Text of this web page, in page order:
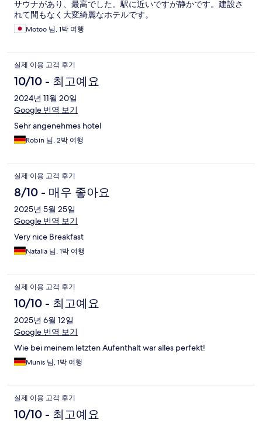
サウナがあり、最高でした。駅に近いですが静かです。建設さ
れて間もなく大変綺麗なホテルです。
Motoo 님, 1박 여행
실제 이용 고객 후기
10/10 - 최고예요
2024년 11월 20일
Google 번역 보기
Sehr angenehmes hotel
Robin 님, 2박 여행
실제 이용 고객 후기
8/10 - 매우 좋아요
2025년 5월 25일
Google 번역 보기
Very nice Breakfast
Natalia 님, 1박 여행
실제 이용 고객 후기
10/10 - 최고예요
2025년 6월 12일
Google 번역 보기
Wie bei meinem letzten Aufenthalt war alles perfekt!
Munis 님, 1박 여행
실제 이용 고객 후기
10/10 - 최고예요